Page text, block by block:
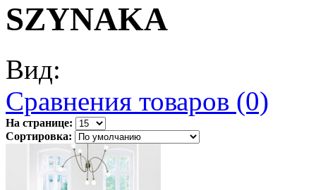
SZYNAKA
Вид:
Сравнения товаров (0)
На странице:
Сортировка: